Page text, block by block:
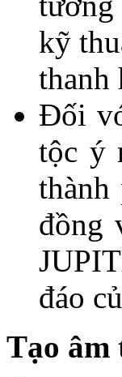
kỹ
thanh
Đối
tộc ý
thành
đồng
đáo
Tạo âm